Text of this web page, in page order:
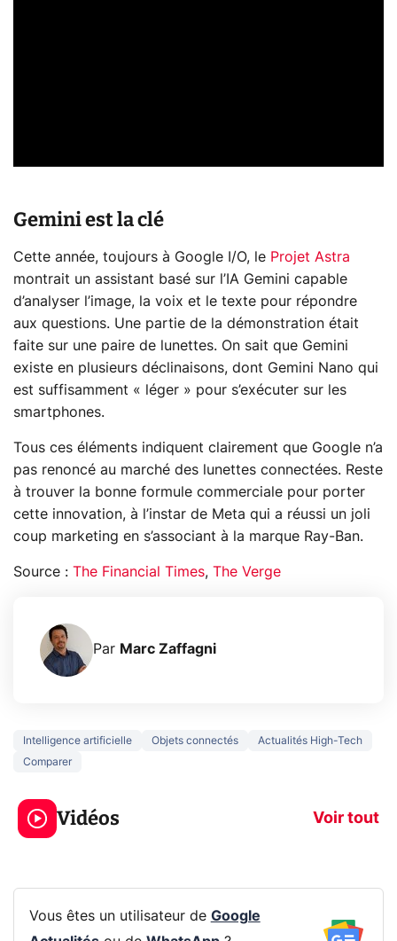
Gemini est la clé
Cette année, toujours à Google I/O, le Projet Astra
montrait un assistant basé sur l’IA Gemini capable
d’analyser l’image, la voix et le texte pour répondre
aux questions. Une partie de la démonstration était
faite sur une paire de lunettes. On sait que Gemini
existe en plusieurs déclinaisons, dont Gemini Nano qui
est suffisamment « léger » pour s’exécuter sur les
smartphones.
Tous ces éléments indiquent clairement que Google n’a
pas renoncé au marché des lunettes connectées. Reste
à trouver la bonne formule commerciale pour porter
cette innovation, à l’instar de Meta qui a réussi un joli
coup marketing en s’associant à la marque Ray-Ban.
Source : The Financial Times, The Verge
Par Marc Zaffagni
Intelligence artificielle Objets connectés
Actualités High-Tech
Comparer
Vidéos Voir tout
3 écrans en 1 pour
319€ ? Voici L'AOC
CQ32G4ZA !
prochaine
Vous êtes un utilisateur de Google